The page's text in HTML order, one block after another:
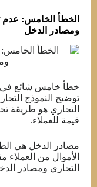
الخطأ الخامس: عدم
ومصادر الدخل
خطأ خامس شائع في
توضيح النموذج
التجاري هو طريقة
قيمة للعملاء.
مصادر الدخل هي
الأموال من العملاء
التجاري ومصادر